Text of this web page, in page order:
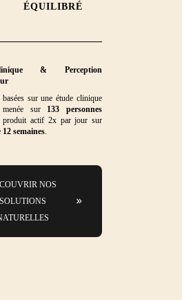
ÉQUILIBRÉ
& Perception
sur une étude clinique
menée sur 133 personnes
produit actif 2x par jour sur
12 semaines.
NOS
SOLUTIONS